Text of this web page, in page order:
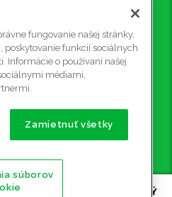
24 - PUB
01 Poprad, 2. poschodie
č.: 0915 905 081
(49° 3' 25.2'' N)
18' 9.36'' E)
24 - PUB, BILLIARD, STOLNÝ
fungovanie našej stránky,
poskytovanie funkcií sociálnych
Informácie o používaní našej
médiami,
Zamietnuť všetky
súborov